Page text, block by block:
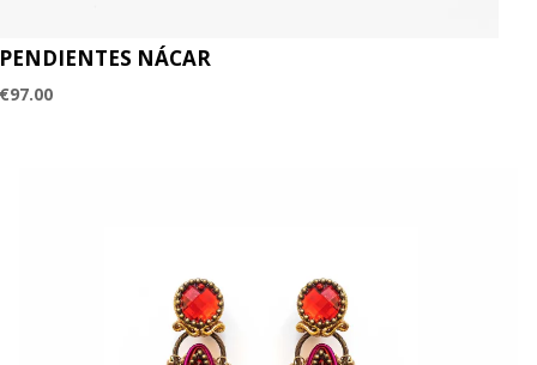
PENDIENTES NÁCAR
€97.00